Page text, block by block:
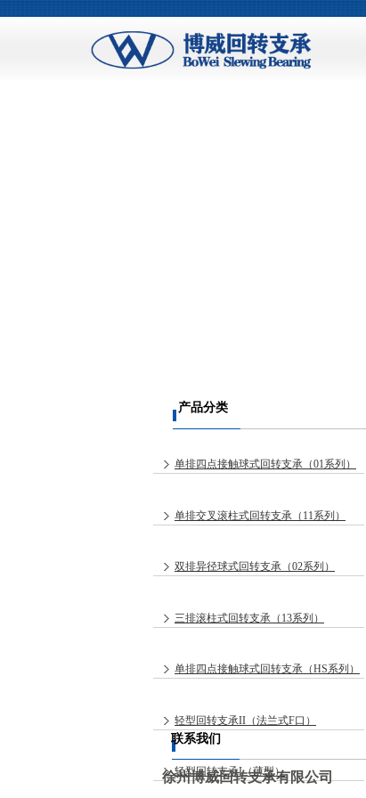
产品分类
单排四点接触球式回转支承（01系列）
单排交叉滚柱式回转支承（11系列）
双排异径球式回转支承（02系列）
三排滚柱式回转支承（13系列）
单排四点接触球式回转支承（HS系列）
轻型回转支承II（法兰式F口）
轻型回转支承I（薄型）
联系我们
徐州博威回转支承有限公司